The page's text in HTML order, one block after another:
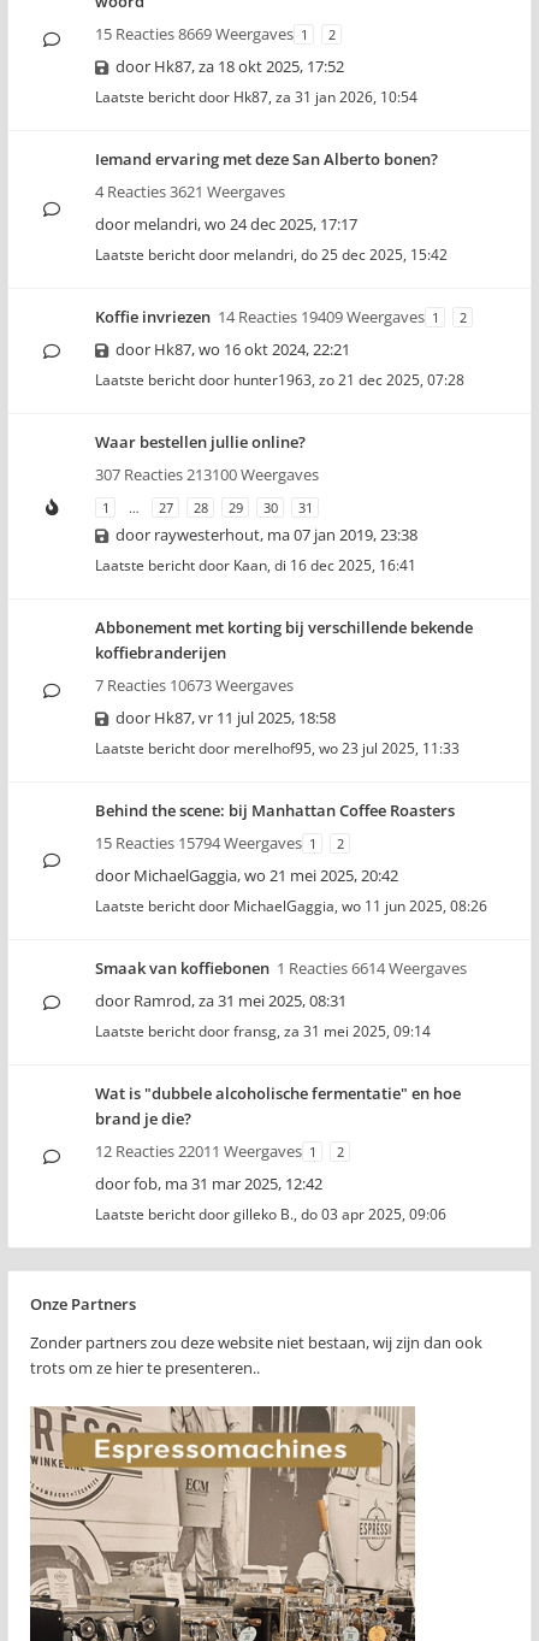
15 Reacties 8669 Weergaves 1 2
door Hk87,za 18 okt 2025, 17:52
Laatste bericht door Hk87, za 31 jan 2026, 10:54
Iemand ervaring met deze San Alberto bonen?
4 Reacties 3621 Weergaves
door melandri,wo 24 dec 2025, 17:17
Laatste bericht door melandri, do 25 dec 2025, 15:42
Koffie invriezen 14 Reacties 19409 Weergaves 1 2
door Hk87,wo 16 okt 2024, 22:21
Laatste bericht door hunter1963, zo 21 dec 2025, 07:28
Waar bestellen jullie online?
307 Reacties 213100 Weergaves
1 … 27 28 29 30 31
door raywesterhout, ma 07 jan 2019, 23:38
Laatste bericht door Kaan, di 16 dec 2025, 16:41
Abbonement met korting bij verschillende bekende
koffiebranderijen
7 Reacties 10673 Weergaves
door Hk87,vr 11 jul 2025, 18:58
Laatste bericht door merelhof95, wo 23 jul 2025, 11:33
Behind the scene: bij Manhattan Coffee Roasters
15 Reacties 15794 Weergaves 1 2
door MichaelGaggia,wo 21 mei 2025, 20:42
Laatste bericht door MichaelGaggia, wo 11 jun 2025, 08:26
Smaak van koffiebonen 1 Reacties 6614 Weergaves
door Ramrod,za 31 mei 2025, 08:31
Laatste bericht doorfransg, za 31 mei 2025, 09:14
Wat is "dubbele alcoholische fermentatie" en hoe
brand je die?
12 Reacties 22011 Weergaves 1 2
doorfob, ma 31 mar 2025, 12:42
Laatste bericht doorgilleko B., do 03 apr 2025, 09:06
Onze Partners
Zonder partners zou deze website niet bestaan, wij zijn dan ook
trots om ze hier te presenteren..